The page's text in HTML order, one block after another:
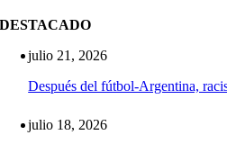
DESTACADO
julio 21, 2026
Después del fútbol-Argentina,
julio 18, 2026